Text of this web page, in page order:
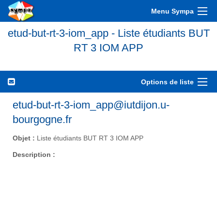
Menu Sympa
etud-but-rt-3-iom_app - Liste étudiants BUT
RT 3 IOM APP
Options de liste
etud-but-rt-3-iom_app@iutdijon.u-
bourgogne.fr
Objet : Liste étudiants BUT RT 3 IOM APP
Description :